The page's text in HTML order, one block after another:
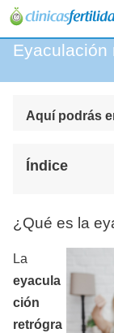
Eyaculación
Aquí podrás
Índice
¿Qué es la
La
eyacula
ción
retrógra